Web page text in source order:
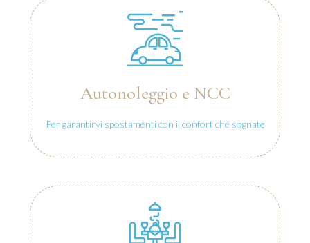
Autonoleggio e NCC
Per garantirvi spostamenti con il confort che sognate